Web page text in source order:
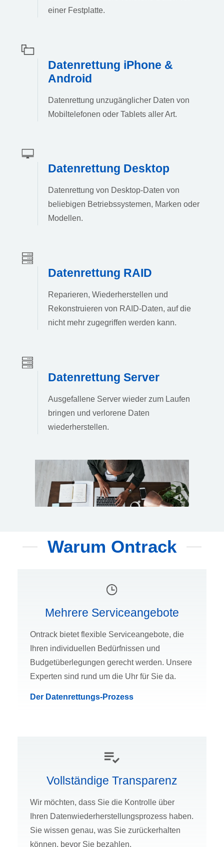
einer Festplatte.
Datenrettung iPhone &
Android
Datenrettung unzugänglicher Daten von
Mobiltelefonen oder Tablets aller Art.
Datenrettung Desktop
Datenrettung von Desktop-Daten von
beliebigen Betriebssystemen, Marken oder
Modellen.
Datenrettung RAID
Reparieren, Wiederherstellen und
Rekonstruieren von RAID-Daten, auf die
nicht mehr zugegriffen werden kann.
Datenrettung Server
Ausgefallene Server wieder zum Laufen
bringen und verlorene Daten
wiederherstellen.
Warum Ontrack
Mehrere Serviceangebote
Ontrack bietet flexible Serviceangebote, die
Ihren individuellen Bedürfnissen und
Budgetüberlegungen gerecht werden. Unsere
Experten sind rund um die Uhr für Sie da.
Der Datenrettungs-Prozess
Vollständige Transparenz
Wir möchten, dass Sie die Kontrolle über
Ihren Datenwiederherstellungsprozess haben.
Sie wissen genau, was Sie zurückerhalten
können, bevor Sie bezahlen.